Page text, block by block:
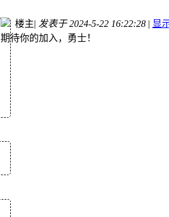
楼主| 发表于 2024-5-22 16:22:28 | 显
期待你的加入，勇士！